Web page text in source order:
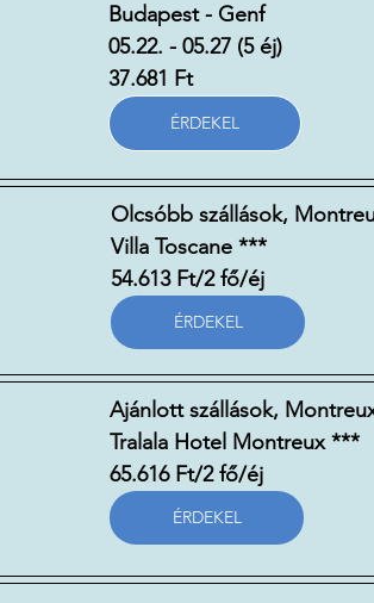
Budapest - Genf
37.681 Ft
ÉRDEKEL
Olcsóbb szállások,
Villa Toscane ***
54.613 Ft/2 fő/éj
ÉRDEKEL
Ajánlott szállások,
Tralala Hotel Montreux ***
65.616 Ft/2 fő/éj
ÉRDEKEL